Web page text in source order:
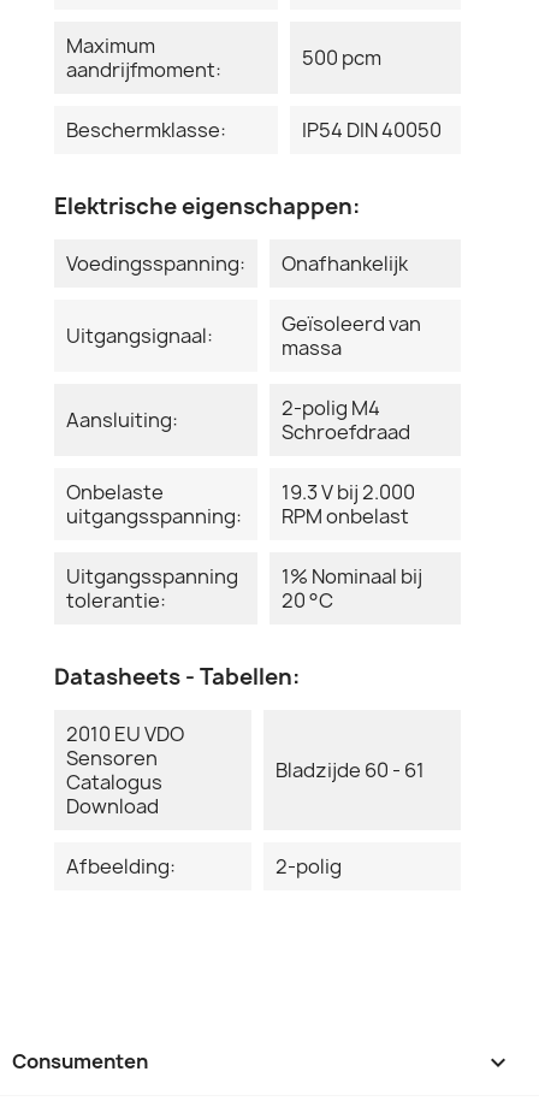
Maximum
aandrijfmoment:
500 pcm
Beschermklasse: IP54 DIN 40050
Elektrische eigenschappen:
Voedingsspanning: Onafhankelijk
Uitgangsignaal:
Geïsoleerd van
massa
Aansluiting:
2-polig M4
Schroefdraad
Onbelaste
uitgangsspanning:
19.3 V bij 2.000
RPM onbelast
Uitgangsspanning
tolerantie:
1% Nominaal bij
20 °C
Datasheets - Tabellen:
2010 EU VDO
Sensoren
Catalogus
Download
Bladzijde 60 - 61
Afbeelding: 2-polig
Consumenten 